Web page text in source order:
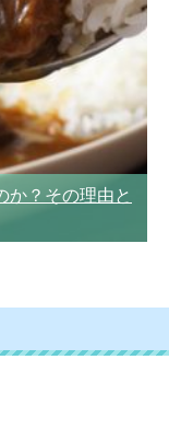
か？その理由と